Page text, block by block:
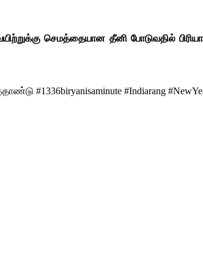
செமத்தையான தீனி போடுவதில்
#1336biryanisaminute #Indiarang